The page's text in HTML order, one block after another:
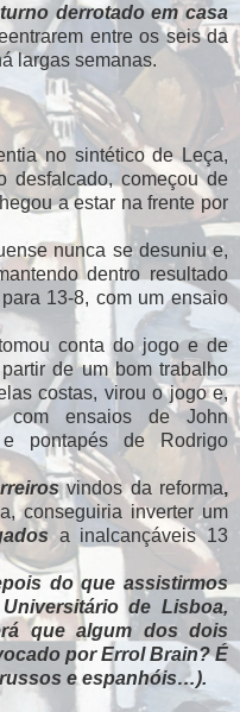
derrotado em casa
entre os seis da
largas semanas.
no sintético de Leça,
desfalcado, começou de
a estar na frente por
nunca se desuniu e,
dentro resultado
13-8, com um ensaio
conta do jogo e de
de um bom trabalho
costas, virou o jogo e,
com ensaios de John
pontapés de Rodrigo
vindos da reforma,
conseguiria inverter um
a inalcançáveis 13
do que assistirmos
de Lisboa,
que algum dos dois
por Errol Brain? É
e espanhóis…).